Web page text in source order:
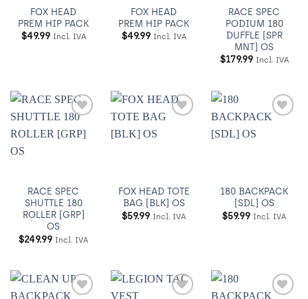
FOX HEAD
PREM HIP PACK
$49.99 Incl. IVA
FOX HEAD
PREM HIP PACK
$49.99 Incl. IVA
RACE SPEC
PODIUM 180
DUFFLE [SPR
MNT] OS
$179.99 Incl. IVA
a
RACE SPEC
SHUTTLE 180
ROLLER [GRP]
OS
$249.99 Incl. IVA
FOX HEAD TOTE
BAG [BLK] OS
$59.99 Incl. IVA
180 BACKPACK
[SDL] OS
$59.99 Incl. IVA